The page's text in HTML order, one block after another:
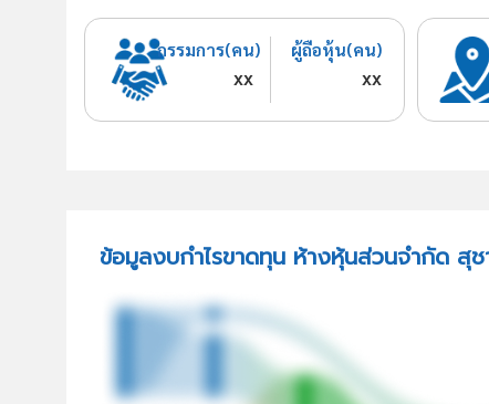
กรรมการ(คน)
xx
ผู้ถือหุ้น(คน)
xx
ข้อมูลงบกำไรขาดทุน ห้างหุ้นส่วนจำกัด สุ